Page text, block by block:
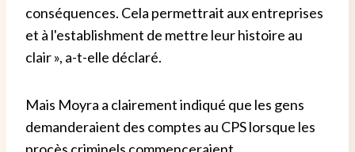
conséquences. Cela permettrait aux entreprises
et à l'establishment de mettre leur histoire au
clair », a-t-elle déclaré.
Mais Moyra a clairement indiqué que les gens
demanderaient des comptes au CPS lorsque les